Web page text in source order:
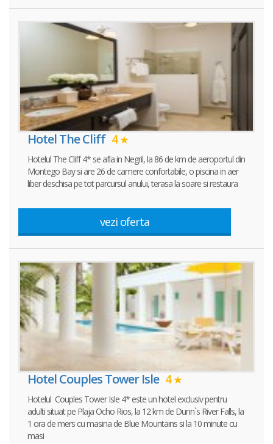
Hotel The Cliff 4
Hotelul The Cliff 4* se afla in Negril, la 86 de km de aeroportul din
Montego Bay si are 26 de camere confortabile, o piscina in aer
liber deschisa pe tot parcursul anului, terasa la soare si restaura
vezi oferta
Hotel Couples Tower Isle 4
Hotelul Couples Tower Isle 4* este un hotel exclusiv pentru
adulti situat pe Plaja Ocho Rios, la 12 km de Dunn`s River Falls, la
1 ora de mers cu masina de Blue Mountains si la 10 minute cu
masi